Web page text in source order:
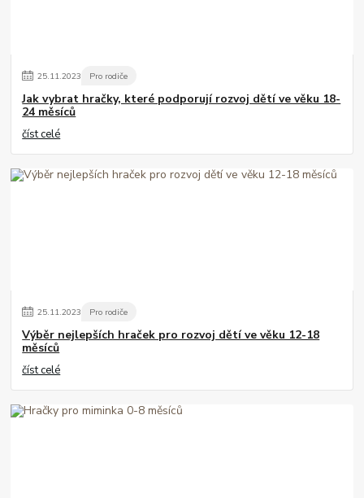
25.11.2023 Pro rodiče
Jak vybrat hračky, které podporují rozvoj dětí ve věku 18-
24 měsíců
číst celé
25.11.2023 Pro rodiče
Výběr nejlepších hraček pro rozvoj dětí ve věku 12-18
měsíců
číst celé